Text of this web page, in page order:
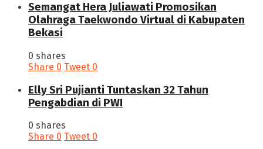
Semangat Hera Juliawati Promosikan
Olahraga Taekwondo Virtual di Kabupaten
Bekasi
0 shares
Share 0 Tweet 0
Elly Sri Pujianti Tuntaskan 32 Tahun
Pengabdian di PWI
0 shares
Share 0 Tweet 0